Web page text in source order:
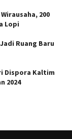
200
Lopi
Ruang Baru
Dispora Kaltim
2024